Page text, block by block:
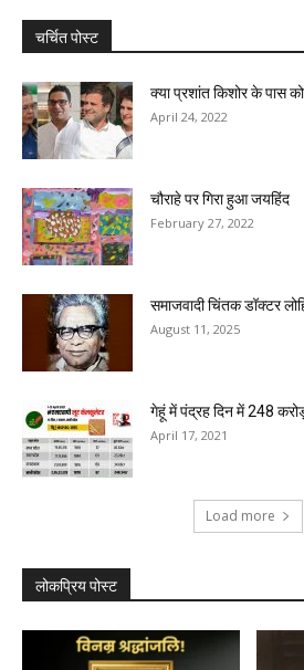
चर्चित पोस्ट
क्या प्रशांत किशोर के पास
April 24, 2022
चौराहे पर गिरा हुआ जयहिंद
February 27, 2022
समाजवादी चिंतक डॉक्टर
August 11, 2025
गेहूं में पंद्रह दिन में 248
April 17, 2021
Load more
लोकप्रिय पोस्ट